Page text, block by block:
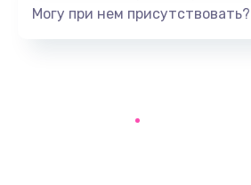
Могу при нем присутствовать?